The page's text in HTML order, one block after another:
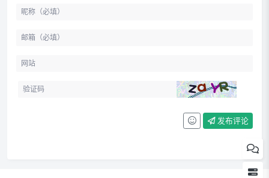
发布评论
将文档上传到其他云端